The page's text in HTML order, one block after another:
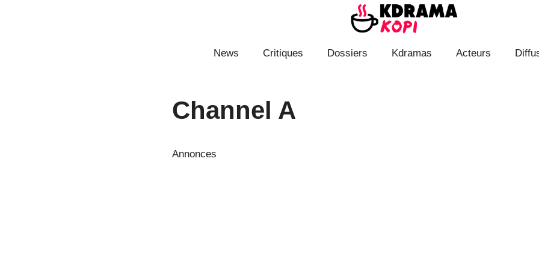
News
Critiques Dossiers Kdramas Acteurs
Channel A
Annonces